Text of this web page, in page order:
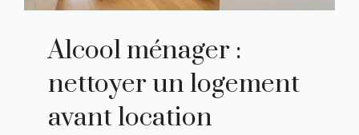
Alcool ménager :
nettoyer un logement
avant location